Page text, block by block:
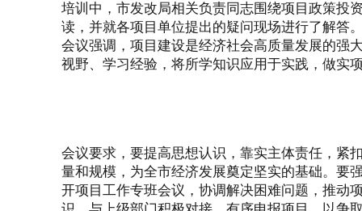
培训中，市发改局相关负责同志围绕项目政策投
读，并就各项目单位提出的疑问现场进行了解答
会议强调，项目建设是经济社会高质量发展的强
视野、学习经验，将所学知识应用于实践，做实
会议要求，要提高思想认识，靠实主体责任，紧
量和规模，为全市经济发展奠定坚实的基础。要
开项目工作专班会议，协调解决困难问题，推动